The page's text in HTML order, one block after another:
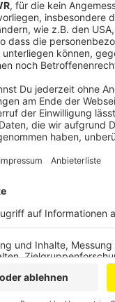
Anzeige
"Das ist Quatsch",
Computer-Zeitschrift
wir uns leichter
wiederum unsicher",
Passwörter nutzen.
schon einmal in einem
wie"Have I Been
Mythos 3:
Anzeige